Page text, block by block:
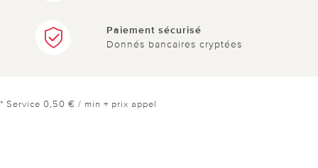
Paiement sécurisé
Donnés bancaires cryptées
* Service 0,50 € / min + prix appel